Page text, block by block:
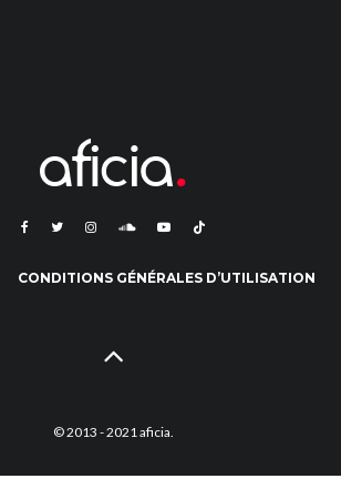
CONDITIONS GÉNÉRALES D’UTILISATION
© 2013 - 2021 aficia.